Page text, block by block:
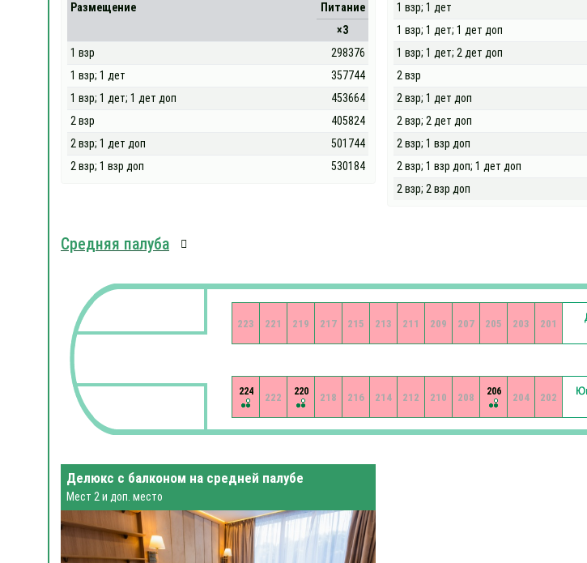
Размещение
Питание
×3
1 взр
298376
1 взр; 1 дет
357744
1 взр; 1 дет; 1 дет доп
453664
2 взр
405824
2 взр; 1 дет доп
501744
2 взр; 1 взр доп
530184
1 взр; 1 дет
1 взр; 1 дет; 1 дет доп
1 взр; 1 дет; 2 дет доп
2 взр
2 взр; 1 дет доп
2 взр; 2 дет доп
2 взр; 1 взр доп
2 взр; 1 взр доп; 1 дет доп
2 взр; 2 взр доп
Средняя палуба
201
202
203
204
205
206
207
208
209
210
211
212
213
214
215
216
217
218
219
220
221
222
223
224
Делюкс с балконом на средней палубе
Мест 2 и доп. место